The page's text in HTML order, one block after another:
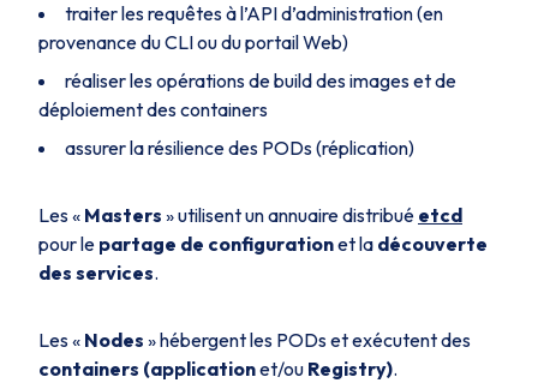
traiter les requêtes à l’API d’administration (en
provenance du CLI ou du portail Web)
réaliser les opérations debuilddes images et de
déploiement des containers
assurer la résilience des PODs (réplication)
Les « Masters » utilisent un annuaire distribué etcd
pour le partage de configurationet la découverte
des services.
Les « Nodes » hébergent les PODs et exécutent des
containers (applicationet/ou Registry).